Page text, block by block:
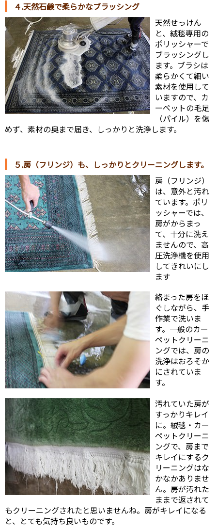
４.天然石鹸で柔らかなブラッシング
天然せっけん
と、絨毯専用の
ポリッシャーで
ブラッシングし
ます。ブラシは
柔らかくて細い
素材を使用して
いますので、カ
ーペットの毛足
（パイル）を傷
めず、素材の奥まで届き、しっかりと洗浄します。
５.房（フリンジ）も、しっかりとクリーニングします。
房（フリンジ）
は、意外と汚れ
ています。ポリ
ッシャーでは、
房がからまっ
て、十分に洗え
ませんので、高
圧洗浄機を使用
してきれいにし
ます
絡まった房をほ
ぐしながら、手
作業で洗いま
す。一般のカー
ペットクリーニ
ングでは、房の
洗浄はおろそか
にされていま
す。
汚れていた房が
すっかりキレイ
に。絨毯・カー
ペットクリーニ
ングで、房まで
キレイにするク
リーニングはな
かなかありませ
ん。房が汚れた
ままで返されて
もクリーニングされたと思いませんね。房がキレイになる
と、とても気持ち良いものです。